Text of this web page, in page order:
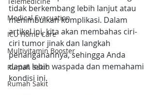
Medical Evacuation
ICU Home Care
Multivitamin Booster
Rumah Sakit
Rumah Sakit
tidak berkembang lebih lanjut atau
menimbulkan komplikasi. Dalam
artikel ini, kita akan membahas ciri-
ciri tumor jinak dan langkah
penanganannya, sehingga Anda
dapat lebih waspada dan memahami
kondisi ini.